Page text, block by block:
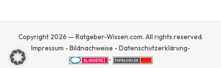
Copyright 2026 — Ratgeber-Wissen.com. All rights reserved.
Impressum - Bildnachweise - Datenschutzerklärung-
-